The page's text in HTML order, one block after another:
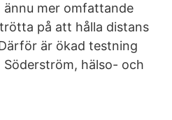
mer omfattande
på att hålla distans
är ökad testning
hälso- och